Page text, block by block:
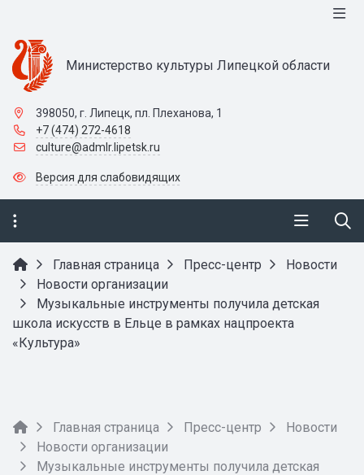
Министерство культуры Липецкой области
398050, г. Липецк, пл. Плеханова, 1
+7 (474) 272-4618
culture@admlr.lipetsk.ru
Версия для слабовидящих
Главная страница Пресс-центр
Новости
Новости организации
Музыкальные инструменты получила детская
школа искусств в Ельце в рамках нацпроекта
«Культура»
Главная страница Пресс-центр
Новости
Новости организации
Музыкальные инструменты получила детская